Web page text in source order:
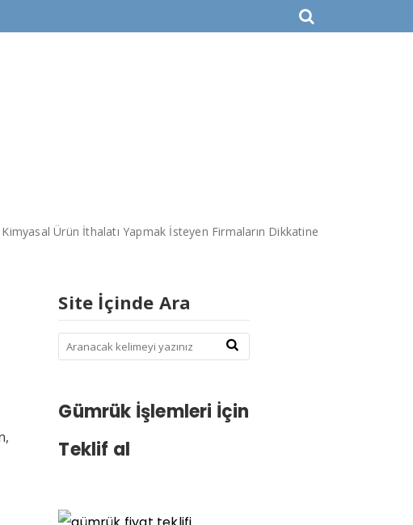
Kimyasal Ürün İthalatı Yapmak İsteyen Firmaların Dikkatine
Site İçinde Ara
Gümrük İşlemleri İçin
Teklif al